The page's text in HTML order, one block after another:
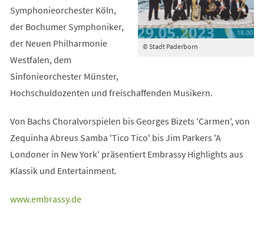
© Stadt Paderborn
Symphonieorchester Köln,
der Bochumer Symphoniker,
der Neuen Philharmonie
Westfalen, dem
Sinfonieorchester Münster,
Hochschuldozenten und freischaffenden Musikern.
Von Bachs Choralvorspielen bis Georges Bizets 'Carmen', von
Zequinha Abreus Samba 'Tico Tico' bis Jim Parkers 'A
Londoner in New York' präsentiert Embrassy Highlights aus
Klassik und Entertainment.
www.embrassy.de
(Öffnet